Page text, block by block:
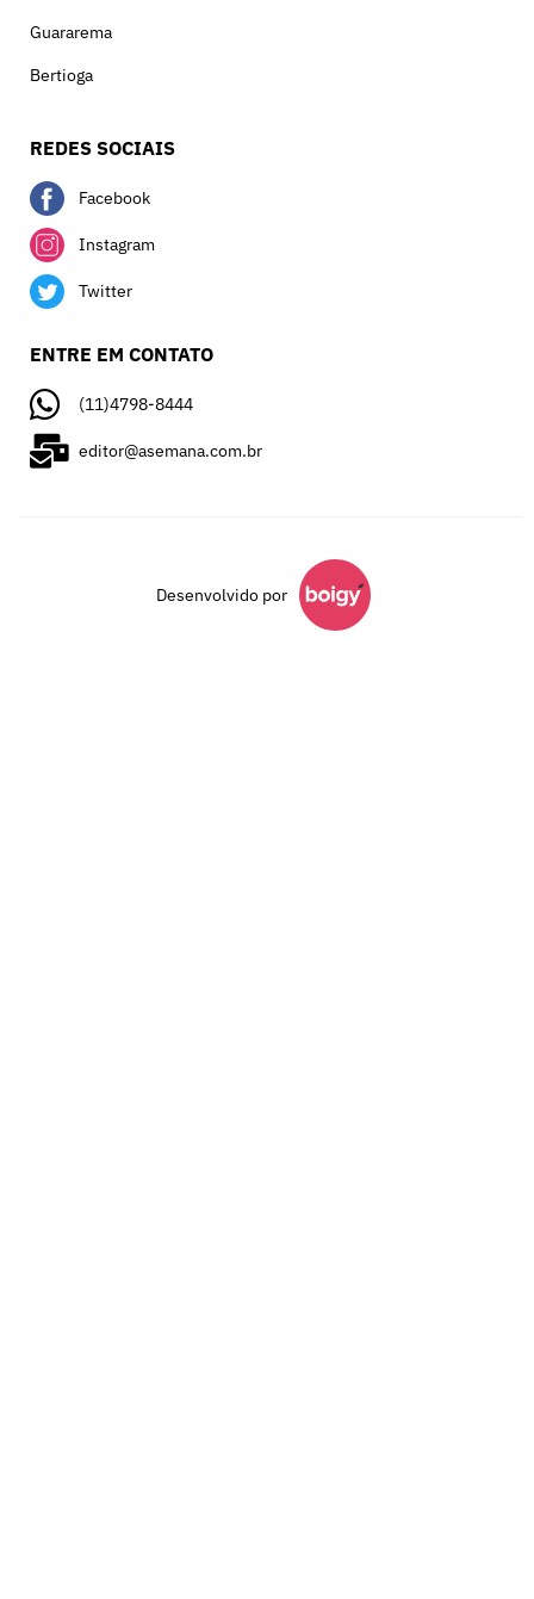
Guararema
Bertioga
REDES SOCIAIS
Facebook
Instagram
Twitter
ENTRE EM CONTATO
(11)4798-8444
editor@asemana.com.br
Desenvolvido por